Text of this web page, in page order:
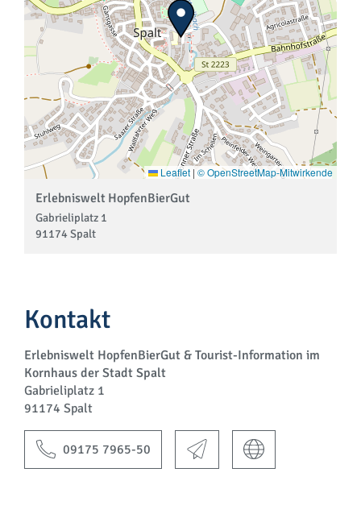
Leaflet | © OpenStreetMap-Mitwirkende
Erlebniswelt HopfenBierGut
Gabrieliplatz 1
91174 Spalt
Kontakt
Erlebniswelt HopfenBierGut & Tourist-Information im
Kornhaus der Stadt Spalt
Gabrieliplatz 1
91174 Spalt
09175 7965-50